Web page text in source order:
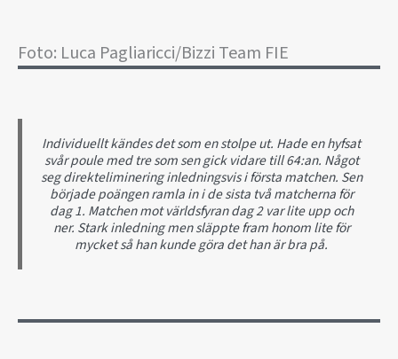
Foto: Luca Pagliaricci/Bizzi Team FIE
Individuellt kändes det som en stolpe ut. Hade en hyfsat
svår poule med tre som sen gick vidare till 64:an. Något
seg direkteliminering inledningsvis i första matchen. Sen
började poängen ramla in i de sista två matcherna för
dag 1. Matchen mot världsfyran dag 2 var lite upp och
ner. Stark inledning men släppte fram honom lite för
mycket så han kunde göra det han är bra på.
Foto: Luca
Foto: Luca